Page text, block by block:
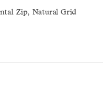
Zip, Natural Grid